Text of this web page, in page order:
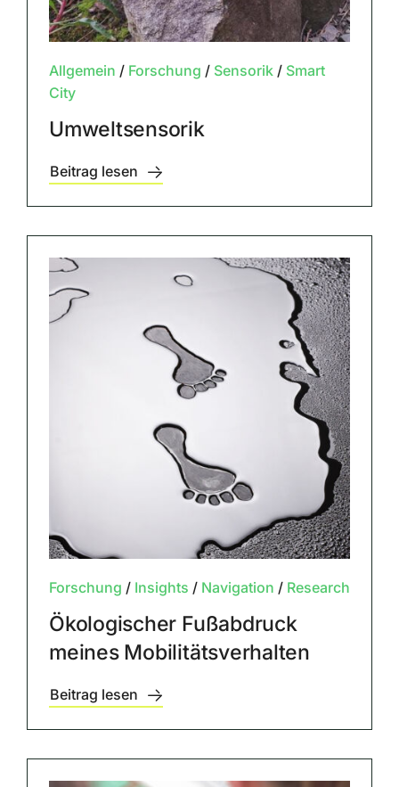
Allgemein / Forschung / Sensorik/ Smart
City
Umweltsensorik
Beitrag lesen
Forschung / Insights / Navigation / Research
Ökologischer Fußabdruck
meines Mobilitätsverhalten
Beitrag lesen